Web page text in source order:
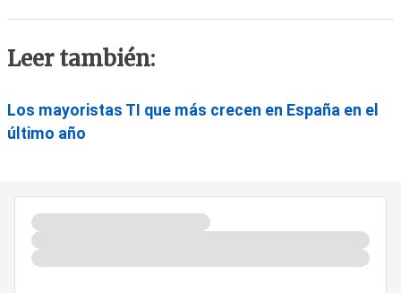
Leer también:
Los mayoristas TI que más crecen en España en el
último año